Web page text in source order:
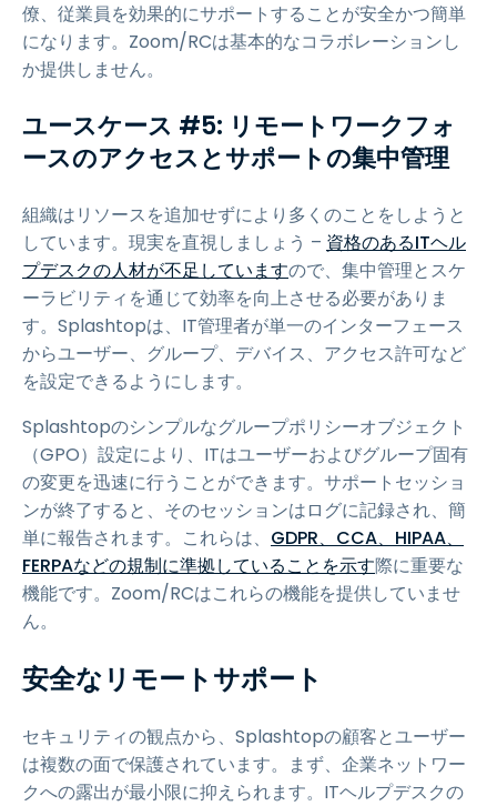
僚、従業員を効果的にサポートすることが安全かつ簡単
になります。Zoom/RCは基本的なコラボレーションし
か提供しません。
ユースケース #5: リモートワークフォ
ースのアクセスとサポートの集中管理
組織はリソースを追加せずにより多くのことをしようと
しています。現実を直視しましょう – 資格のあるITヘル
プデスクの人材が不足していますので、集中管理とスケ
ーラビリティを通じて効率を向上させる必要がありま
す。Splashtopは、IT管理者が単一のインターフェース
からユーザー、グループ、デバイス、アクセス許可など
を設定できるようにします。
Splashtopのシンプルなグループポリシーオブジェクト
（GPO）設定により、ITはユーザーおよびグループ固有
の変更を迅速に行うことができます。サポートセッショ
ンが終了すると、そのセッションはログに記録され、簡
単に報告されます。これらは、 GDPR、CCA、HIPAA、
FERPAなどの規制に準拠していることを示す際に重要な
機能です。Zoom/RCはこれらの機能を提供していませ
ん。
安全なリモートサポート
セキュリティの観点から、Splashtopの顧客とユーザー
は複数の面で保護されています。まず、企業ネットワー
クへの露出が最小限に抑えられます。ITヘルプデスクの